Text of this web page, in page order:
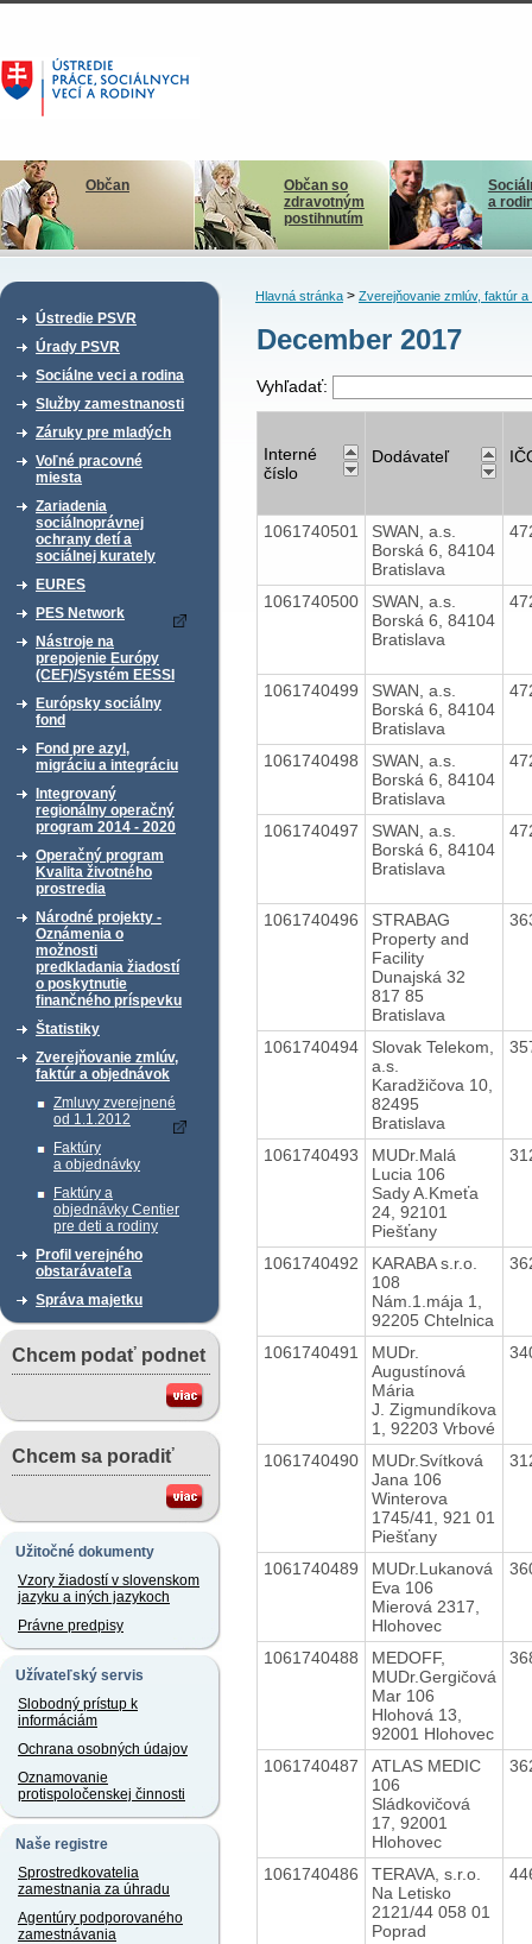
Občan
Občan so
zdravotným
postihnutím
a
Ústredie PSVR
Úrady PSVR
Sociálne veci a rodina
Služby zamestnanosti
Záruky pre mladých
Voľné pracovné
miesta
Zariadenia
sociálnoprávnej
ochrany detí a
sociálnej kurately
EURES
PES Network
Nástroje na
prepojenie Európy
(CEF)/Systém EESSI
Európsky sociálny
fond
Fond pre azyl,
migráciu a integráciu
Integrovaný
regionálny operačný
program 2014 - 2020
Operačný program
Kvalita životného
prostredia
Národné projekty -
Oznámenia o
možnosti
predkladania žiadostí
o poskytnutie
finančného príspevku
Štatistiky
Zverejňovanie zmlúv,
faktúr a objednávok
Zmluvy zverejnené
od 1.1.2012
Faktúry
a objednávky
Faktúry a
objednávky Centier
pre deti a rodiny
Profil verejného
obstarávateľa
Správa majetku
Chcem podať podnet
Chcem sa poradiť
Užitočné dokumenty
Vzory žiadostí v slovenskom
jazyku a iných jazykoch
Právne predpisy
Užívateľský servis
Slobodný prístup k
informáciám
Ochrana osobných údajov
Oznamovanie
protispoločenskej činnosti
Naše registre
Sprostredkovatelia
zamestnania za úhradu
Agentúry podporovaného
zamestnávania
Hlavná stránka> Zverejňovanie zmlúv, faktúr a
December 2017
Vyhľadať:
Interné
číslo
Dodávateľ
1061740501
SWAN, a.s.
Borská 6, 84104
Bratislava
1061740500
SWAN, a.s.
Borská 6, 84104
Bratislava
1061740499
SWAN, a.s.
Borská 6, 84104
Bratislava
1061740498
SWAN, a.s.
Borská 6, 84104
Bratislava
1061740497
SWAN, a.s.
Borská 6, 84104
Bratislava
1061740496
STRABAG
Property and
Facility
Dunajská 32
817 85
Bratislava
1061740494
Slovak Telekom,
a.s.
Karadžičova 10,
82495
Bratislava
1061740493
MUDr.Malá
Lucia 106
Sady A.Kmeťa
24, 92101
Piešťany
1061740492
KARABA s.r.o.
108
Nám.1.mája 1,
92205 Chtelnica
1061740491
MUDr.
Augustínová
Mária
J. Zigmundíkova
1, 92203 Vrbové
1061740490
MUDr.Svítková
Jana 106
Winterova
1745/41, 921 01
Piešťany
1061740489
MUDr.Lukanová
Eva 106
Mierová 2317,
Hlohovec
1061740488
MEDOFF,
MUDr.Gergičová
Mar 106
Hlohová 13,
92001 Hlohovec
1061740487
ATLAS MEDIC
106
Sládkovičová
17, 92001
Hlohovec
1061740486
TERAVA, s.r.o.
Na Letisko
2121/44 058 01
Poprad